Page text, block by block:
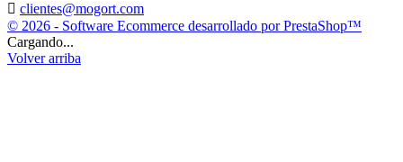
 clientes@mogort.com
© 2026 - Software Ecommerce desarrollado por PrestaShop™
Cargando...
Volver arriba